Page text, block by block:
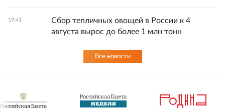
19:41
Сбор тепличных овощей в России к 4
августа вырос до более 1 млн тонн
Все новости